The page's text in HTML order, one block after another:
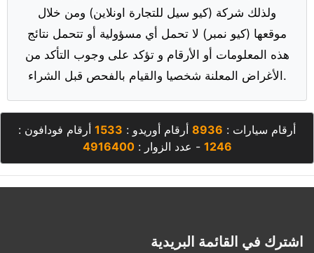
ولذلك شركة (كيو سيل للتجارة اونلاين) ومن خلال
موقعها (كيو نمبر) لا تحمل أي مسؤولية أو تتحمل نتائج
هذه المعلومات أو الأرقام و تؤكد على وجوب التأكد من
الأغراض المعلنة شخصيا والقيام بالفحص قبل الشراء.
أرقام سيارات : 8936 أرقام أوريدو : 1533 أرقام فودافون :
1246 - عدد الزوار :4916400
اشترك في القائمة البريدية